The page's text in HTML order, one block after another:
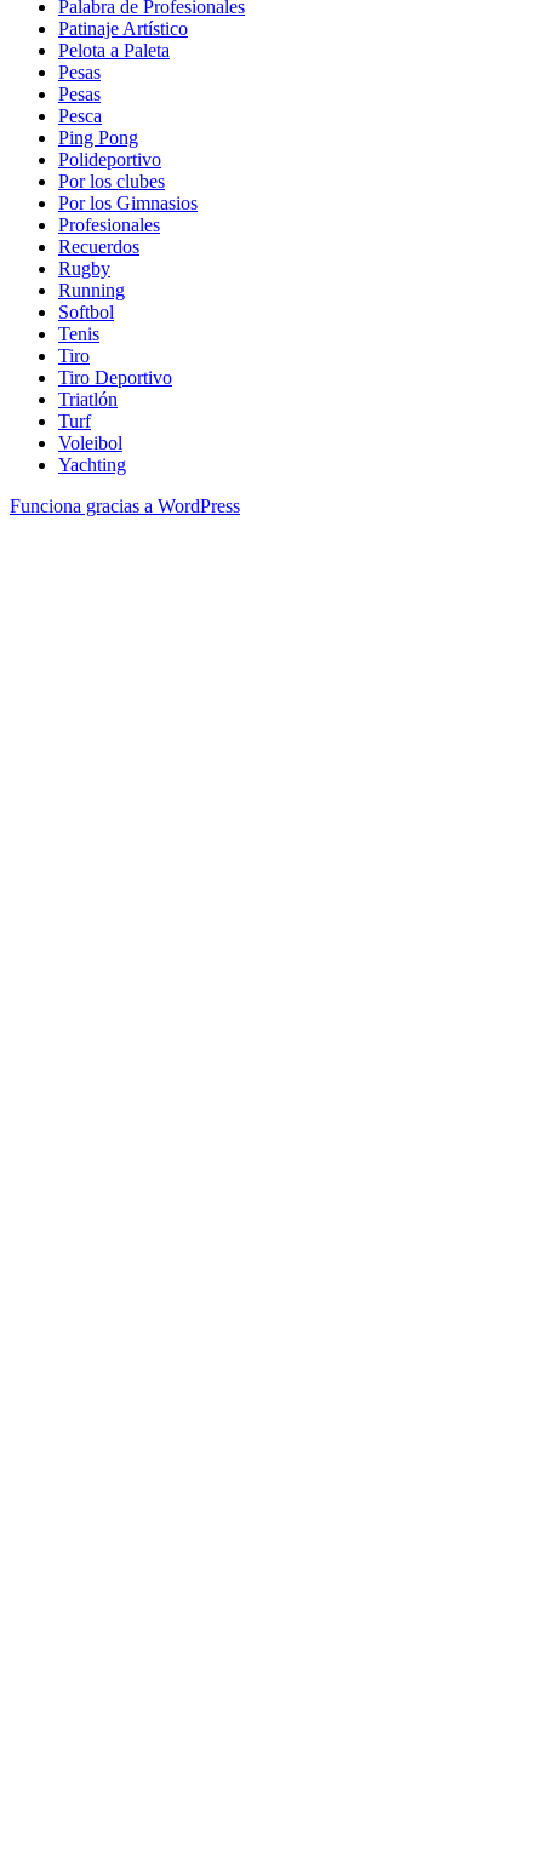
Palabra de Profesionales
Patinaje Artístico
Pelota a Paleta
Pesas
Pesas
Pesca
Ping Pong
Polideportivo
Por los clubes
Por los Gimnasios
Profesionales
Recuerdos
Rugby
Running
Softbol
Tenis
Tiro
Tiro Deportivo
Triatlón
Turf
Voleibol
Yachting
Funciona gracias a WordPress